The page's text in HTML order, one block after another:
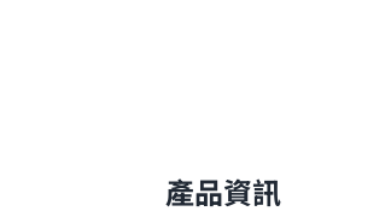
產品資訊